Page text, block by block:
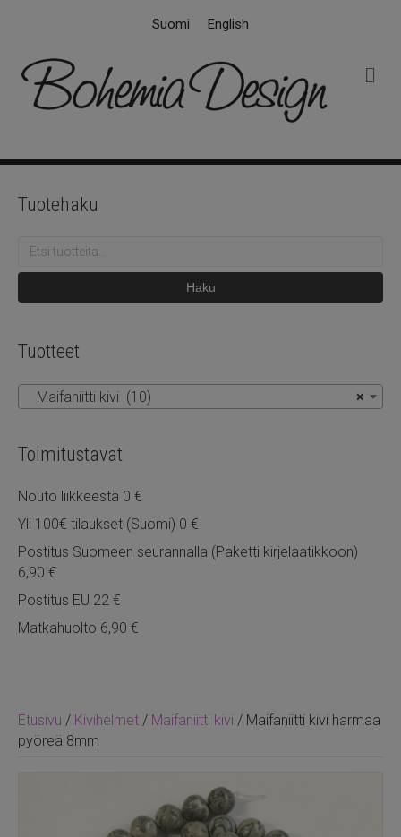
Suomi English
k
Etusivu / Kivihelmet / Maifaniitti kivi / Maifaniitti kivi harmaa
pyöreä 8mm
Tuotehaku
Etsi:
Haku
Tuotteet
×
Maifaniitti kivi (10)
Toimitustavat
Nouto liikkeestä 0 €
Yli 100€ tilaukset (Suomi) 0 €
Postitus Suomeen seurannalla (Paketti kirjelaatikkoon)
6,90 €
Postitus EU 22 €
Matkahuolto 6,90 €